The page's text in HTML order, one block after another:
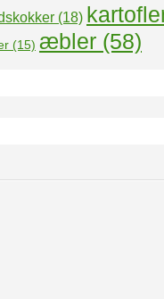
(18)
(15) æbler (58)